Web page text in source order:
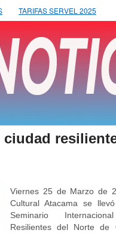
TARIFAS SERVEL 2025
Viernes 25 de Marzo de
Cultural Atacama se
Seminario
Resilientes del Norte